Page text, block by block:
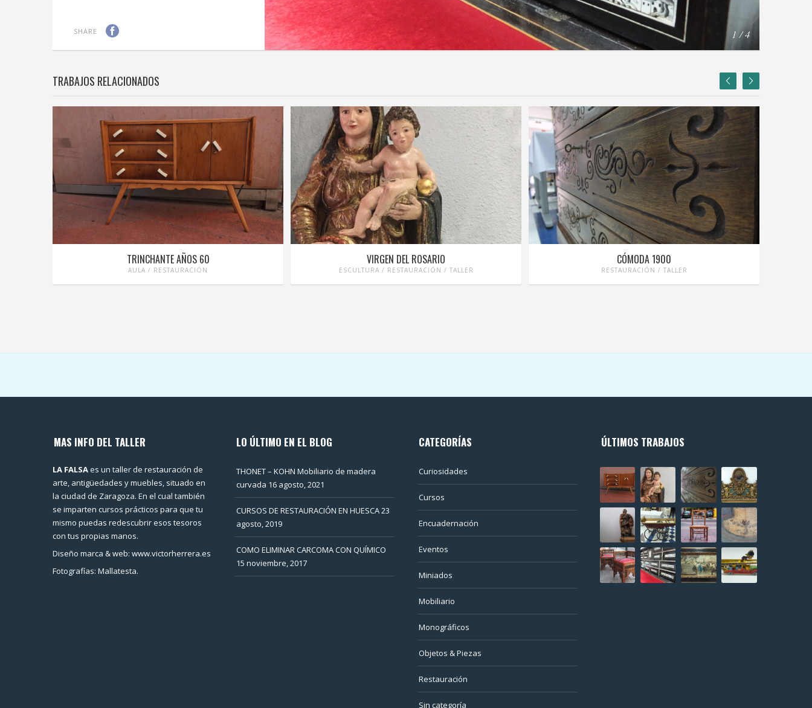
1 / 4
SHARE
TRABAJOS RELACIONADOS
TRINCHANTE AÑOS 60
AULA / RESTAURACIÓN
VIRGEN DEL ROSARIO
ESCULTURA / RESTAURACIÓN / TALLER
CÓMODA 1900
RESTAURACIÓN / TALLER
MAS INFO DEL TALLER
LA FALSAes un taller de restauración de
arte, antigüedades y muebles, situado en
la ciudad de Zaragoza. En el cual también
se imparten cursos prácticos para que tu
mismo puedas redescubrir esos tesoros
con tus propias manos.
Diseño marca & web: www.victorherrera.es
Fotografías: Mallatesta.
LO ÚLTIMO EN EL BLOG
THONET – KOHN Mobiliario de madera
curvada 16 agosto, 2021
CURSOS DE RESTAURACIÓN EN HUESCA23
agosto, 2019
COMO ELIMINAR CARCOMA CON QUÍMICO
15 noviembre, 2017
CATEGORÍAS
Curiosidades
Cursos
Encuadernación
Eventos
Miniados
Mobiliario
Monográficos
Objetos & Piezas
Restauración
Sin categoría
ÚLTIMOS TRABAJOS